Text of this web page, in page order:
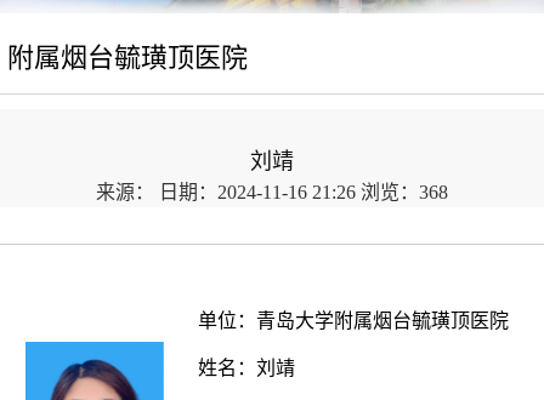
附属烟台毓璜顶医院
刘靖
来源： 日期：2024-11-16 21:26 浏览： 368
单位 ： 青岛大学附属烟台毓璜顶医院
姓名： 刘靖